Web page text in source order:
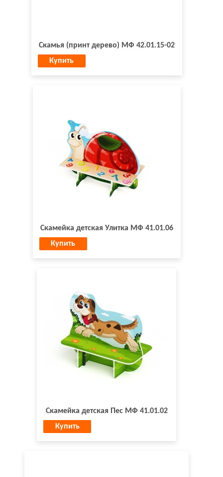
Скамья (принт дерево) МФ 42.01.15-02
Купить
Скамейка детская Улитка МФ 41.01.06
Купить
Скамейка детская Пес МФ 41.01.02
Купить